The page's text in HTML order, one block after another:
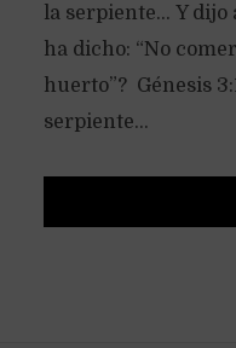
la serpiente… Y dijo
ha dicho: “No
huerto”? Génesis
serpiente...